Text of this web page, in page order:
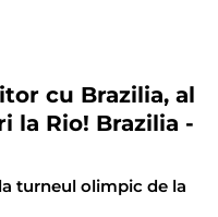
cu Brazilia, al
la Rio! Brazilia -
turneul olimpic de la